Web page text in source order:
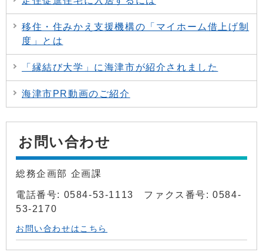
移住・住みかえ支援機構の「マイホーム借上げ制
度」とは
「縁結び大学」に海津市が紹介されました
海津市PR動画のご紹介
お問い合わせ
総務企画部 企画課
電話番号: 0584-53-1113 ファクス番号: 0584-
53-2170
お問い合わせはこちら